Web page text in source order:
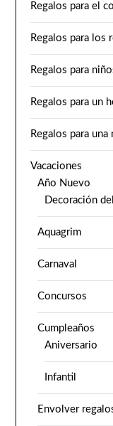
Regalos para el
Regalos para los
Regalos para
Regalos para un
Regalos para una
Vacaciones
Año Nuevo
Decoración
Aquagrim
Carnaval
Concursos
Cumpleaños
Aniversario
Infantil
Envolver